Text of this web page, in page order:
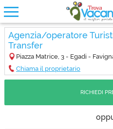
Agenzia/operatore
Transfer
Piazza Matrice, 3 - Egadi -
Chiama il proprietario
RICHIEDI